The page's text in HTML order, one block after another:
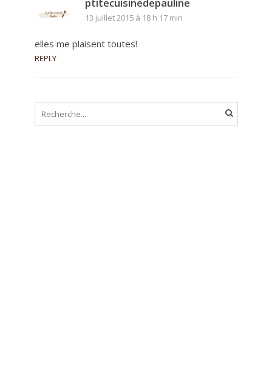
ptitecuisinedepauline
13 juillet 2015 à 18 h 17 min
elles me plaisent toutes!
REPLY